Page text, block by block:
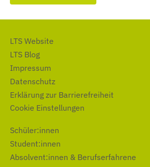
LTS Website
LTS Blog
Impressum
Datenschutz
Erklärung zur Barrierefreiheit
Cookie Einstellungen
Schüler:innen
Student:innen
Absolvent:innen & Berufserfahrene